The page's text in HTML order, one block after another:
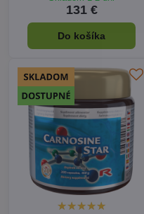
131 €
Do košíka